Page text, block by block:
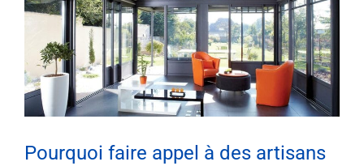
Pourquoi faire appel à des artisans